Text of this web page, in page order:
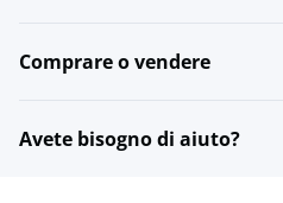
Comprare o vendere
Avete bisogno di aiuto?